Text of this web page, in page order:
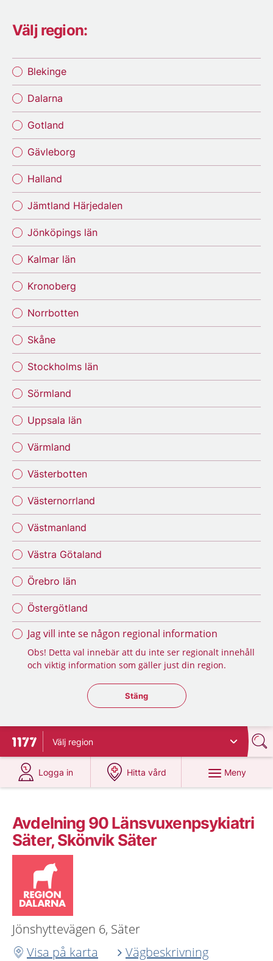
Välj region:
Blekinge
Dalarna
Gotland
Gävleborg
Halland
Jämtland Härjedalen
Jönköpings län
Kalmar län
Kronoberg
Norrbotten
Skåne
Stockholms län
Sörmland
Uppsala län
Värmland
Västerbotten
Västernorrland
Västmanland
Västra Götaland
Örebro län
Östergötland
Jag vill inte se någon regional information
Obs! Detta val innebär att du inte ser regionalt innehåll
och viktig information som gäller just din region.
Stäng regionsväljaren
Stäng
Till startsidan för 1177
Välj region
Logga in
på 1177.se
Hitta vård
på 1177.se
Meny
Avdelning 90 Länsvuxenpsykiatri
Säter, Skönvik Säter
Jönshyttevägen 6, Säter
Visa på karta
Vägbeskrivning